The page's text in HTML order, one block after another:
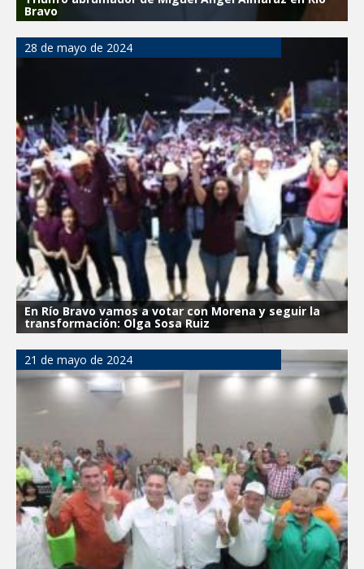
Bravo
28 de mayo de 2024
En Río Bravo vamos a votar con Morena y seguir la
transformación: Olga Sosa Ruiz
21 de mayo de 2024